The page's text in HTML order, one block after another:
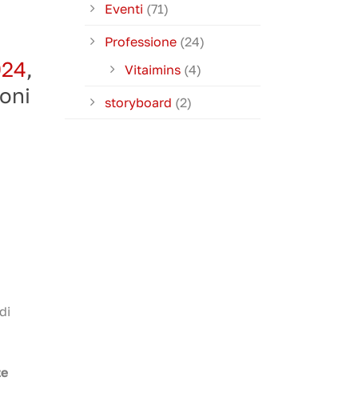
,
Eventi (71)
Professione (24)
Vitaimins (4)
storyboard (2)